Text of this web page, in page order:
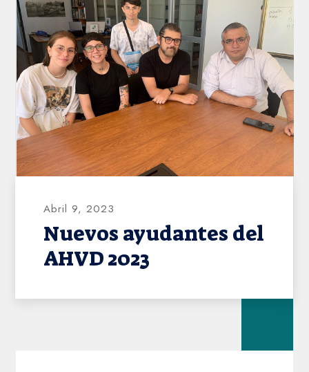
AHVD
Abril 9, 2023
Nuevos ayudantes del
AHVD 2023